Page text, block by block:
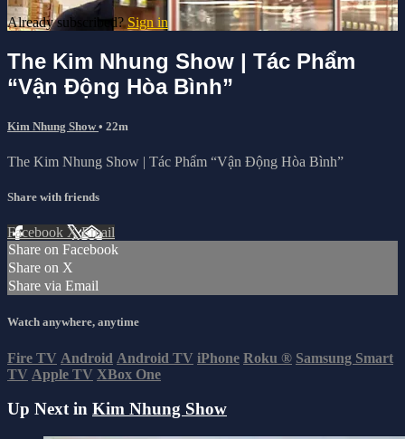
Already subscribed?Sign in
The Kim Nhung Show | Tác Phẩm
“Vận Động Hòa Bình”
Kim Nhung Show• 22m
The Kim Nhung Show | Tác Phẩm “Vận Động Hòa Bình”
Share with friends
Facebook XEmail
Share on Facebook
Share on X
Share via Email
Watch anywhere, anytime
Fire TV Android Android TV iPhone Roku ® Samsung Smart
TV Apple TV XBox One
Up Next in Kim Nhung Show